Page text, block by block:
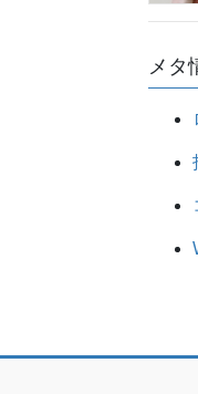
メタ